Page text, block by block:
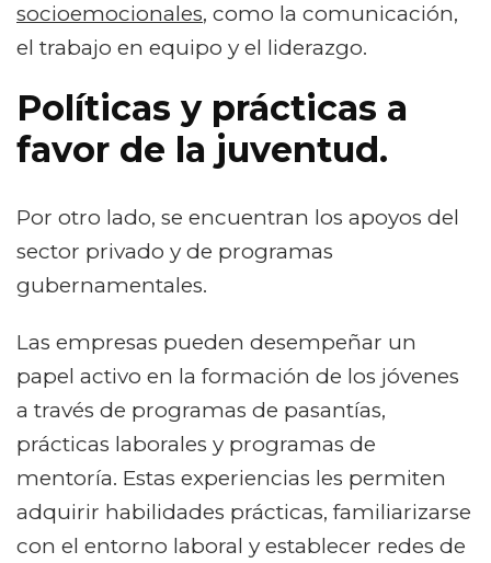
socioemocionales, como la comunicación,
el trabajo en equipo y el liderazgo.
Políticas y prácticas a
favor de la juventud.
Por otro lado, se encuentran los apoyos del
sector privado y de programas
gubernamentales.
Las empresas pueden desempeñar un
papel activo en la formación de los jóvenes
a través de programas de pasantías,
prácticas laborales y programas de
mentoría. Estas experiencias les permiten
adquirir habilidades prácticas, familiarizarse
con el entorno laboral y establecer redes de